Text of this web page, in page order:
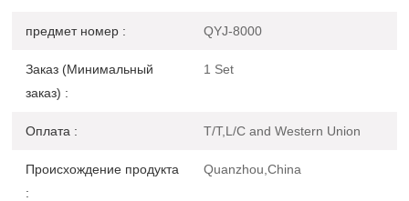
предмет номер : QYJ-8000
Заказ (Минимальный
заказ) :
1 Set
Оплата : T/T,L/C and Western Union
Происхождение продукта
:
Quanzhou,China